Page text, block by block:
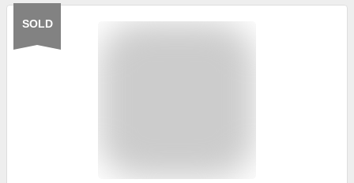
SOLD